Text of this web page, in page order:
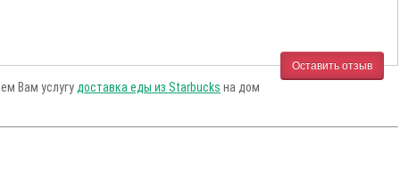
Оставить отзыв
Вам услугу доставка еды из Starbucks на дом